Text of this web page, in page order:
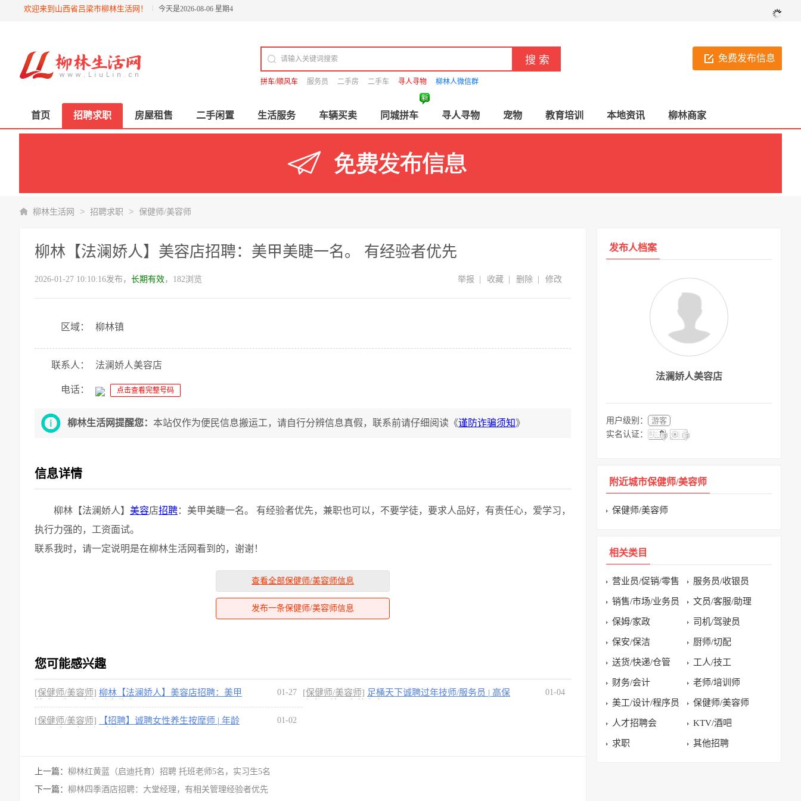
欢迎来到山西省吕梁市柳林生活网！ 今天是2026-08-06 星期4
免费发布信息
拼车/顺风车 服务员 二手房 二手车 寻人寻物 柳林人微信群
首页 招聘求职 房屋租售 二手闲置 生活服务 车辆买卖 同城拼车 寻人寻物 宠物 教育培训 本地资讯 柳林商家
柳林生活网 > 招聘求职 > 保健师/美容师
柳林【法澜娇人】美容店招聘：美甲美睫一名。 有经验者优先
2026-01-27 10:10:16发布， 长期有效，182浏览 修改
删除
收藏
举报
区域： 柳林镇
联系人： 法澜娇人美容店
电话： 点击查看完整号码
柳林生活网提醒您： 本站仅作为便民信息搬运工，请自行分辨信息真假，联系前请仔细阅读《谨防诈骗须知》
信息详情
柳林【法澜娇人】 美容店招聘：美甲美睫一名。 有经验者优先，兼职也可以，不要学徒，要求人品好，有责任心，爱学习，
执行力强的，工资面试。
联系我时，请一定说明是在柳林生活网看到的，谢谢！
查看全部保健师/美容师信息
发布一条保健师/美容师信息
您可能感兴趣
[保健师/美容师] 柳林【法澜娇人】美容店招聘：美甲
01-27 [保健师/美容师] 足桶天下诚聘过年技师/服务员 | 高保
01-04
[保健师/美容师]
【招聘】诚聘女性养生按摩师 | 年龄
01-02
上一篇： 柳林红黄蓝（启迪托育）招聘 托班老师5名，实习生5名
下一篇： 柳林四季酒店招聘：大堂经理，有相关管理经验者优先
发布人档案
法澜娇人美容店
用户级别：
游客
实名认证：
附近城市保健师/美容师
保健师/美容师
相关类目
营业员/促销/零售 服务员/收银员
销售/市场/业务员 文员/客服/助理
保姆/家政 司机/驾驶员
保安/保洁 厨师/切配
送货/快递/仓管 工人/技工
财务/会计 老师/培训师
美工/设计/程序员 保健师/美容师
人才招聘会 KTV/酒吧
求职 其他招聘